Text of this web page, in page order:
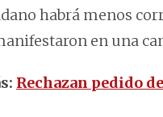
habrá menos
en una
Rechazan pedido